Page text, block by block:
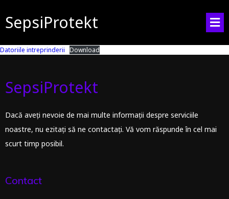
SepsiProtekt
Datoriile intreprinderii Download
SepsiProtekt
Dacă aveți nevoie de mai multe informații despre serviciile
noastre, nu ezitați să ne contactați. Vă vom răspunde în cel mai
scurt timp posibil.
Contact